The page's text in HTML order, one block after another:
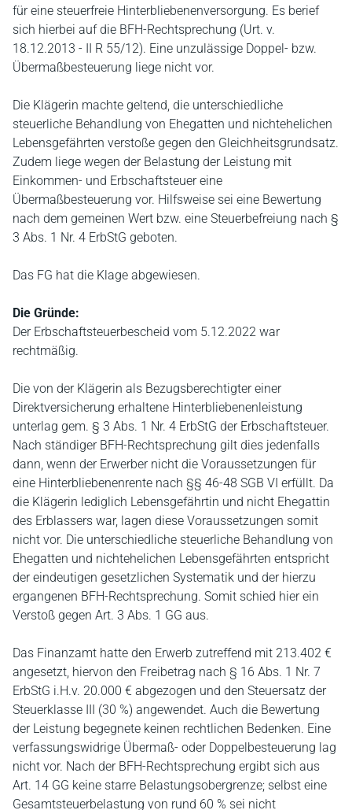
für eine steuerfreie Hinterbliebenenversorgung. Es berief
sich hierbei auf die BFH-Rechtsprechung (Urt. v.
18.12.2013 - II R 55/12). Eine unzulässige Doppel- bzw.
Übermaßbesteuerung liege nicht vor.
Die Klägerin machte geltend, die unterschiedliche
steuerliche Behandlung von Ehegatten und nichtehelichen
Lebensgefährten verstoße gegen den Gleichheitsgrundsatz.
Zudem liege wegen der Belastung der Leistung mit
Einkommen- und Erbschaftsteuer eine
Übermaßbesteuerung vor. Hilfsweise sei eine Bewertung
nach dem gemeinen Wert bzw. eine Steuerbefreiung nach §
3 Abs. 1 Nr. 4 ErbStG geboten.
Das FG hat die Klage abgewiesen.
Die Gründe:
Der Erbschaftsteuerbescheid vom 5.12.2022 war
rechtmäßig.
Die von der Klägerin als Bezugsberechtigter einer
Direktversicherung erhaltene Hinterbliebenenleistung
unterlag gem. § 3 Abs. 1 Nr. 4 ErbStG der Erbschaftsteuer.
Nach ständiger BFH-Rechtsprechung gilt dies jedenfalls
dann, wenn der Erwerber nicht die Voraussetzungen für
eine Hinterbliebenenrente nach §§ 46-48 SGB VI erfüllt. Da
die Klägerin lediglich Lebensgefährtin und nicht Ehegattin
des Erblassers war, lagen diese Voraussetzungen somit
nicht vor. Die unterschiedliche steuerliche Behandlung von
Ehegatten und nichtehelichen Lebensgefährten entspricht
der eindeutigen gesetzlichen Systematik und der hierzu
ergangenen BFH-Rechtsprechung. Somit schied hier ein
Verstoß gegen Art. 3 Abs. 1 GG aus.
Das Finanzamt hatte den Erwerb zutreffend mit 213.402 €
angesetzt, hiervon den Freibetrag nach § 16 Abs. 1 Nr. 7
ErbStG i.H.v. 20.000 € abgezogen und den Steuersatz der
Steuerklasse III (30 %) angewendet. Auch die Bewertung
der Leistung begegnete keinen rechtlichen Bedenken. Eine
verfassungswidrige Übermaß- oder Doppelbesteuerung lag
nicht vor. Nach der BFH-Rechtsprechung ergibt sich aus
Art. 14 GG keine starre Belastungsobergrenze; selbst eine
Gesamtsteuerbelastung von rund 60 % sei nicht